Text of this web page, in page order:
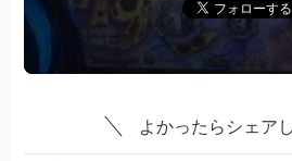
よかったらシェア